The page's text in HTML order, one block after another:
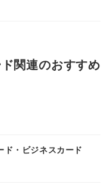
関連のおすすめ
ド・ビジネスカード